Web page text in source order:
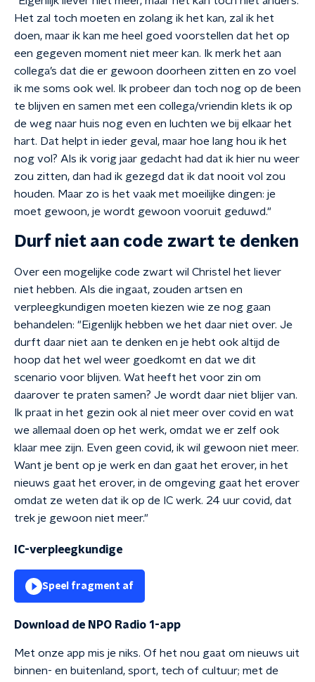
Het zal toch moeten en zolang ik het kan, zal ik het
doen, maar ik kan me heel goed voorstellen dat het op
een gegeven moment niet meer kan. Ik merk het aan
collega’s dat die er gewoon doorheen zitten en zo voel
ik me soms ook wel. Ik probeer dan toch nog op de been
te blijven en samen met een collega/vriendin klets ik op
de weg naar huis nog even en luchten we bij elkaar het
hart. Dat helpt in ieder geval, maar hoe lang hou ik het
nog vol? Als ik vorig jaar gedacht had dat ik hier nu weer
zou zitten, dan had ik gezegd dat ik dat nooit vol zou
houden. Maar zo is het vaak met moeilijke dingen: je
moet gewoon, je wordt gewoon vooruit geduwd."
Durf niet aan code zwart te denken
Over een mogelijke code zwart wil Christel het liever
niet hebben. Als die ingaat, zouden artsen en
verpleegkundigen moeten kiezen wie ze nog gaan
behandelen: "Eigenlijk hebben we het daar niet over. Je
durft daar niet aan te denken en je hebt ook altijd de
hoop dat het wel weer goedkomt en dat we dit
scenario voor blijven. Wat heeft het voor zin om
daarover te praten samen? Je wordt daar niet blijer van.
Ik praat in het gezin ook al niet meer over covid en wat
we allemaal doen op het werk, omdat we er zelf ook
klaar mee zijn. Even geen covid, ik wil gewoon niet meer.
Want je bent op je werk en dan gaat het erover, in het
nieuws gaat het erover, in de omgeving gaat het erover
omdat ze weten dat ik op de IC werk. 24 uur covid, dat
trek je gewoon niet meer."
IC-verpleegkundige
Speel fragment af
Download de NPO Radio 1-app
Met onze app mis je niks. Of het nou gaat om nieuws uit
binnen- en buitenland, sport, tech of cultuur; met de